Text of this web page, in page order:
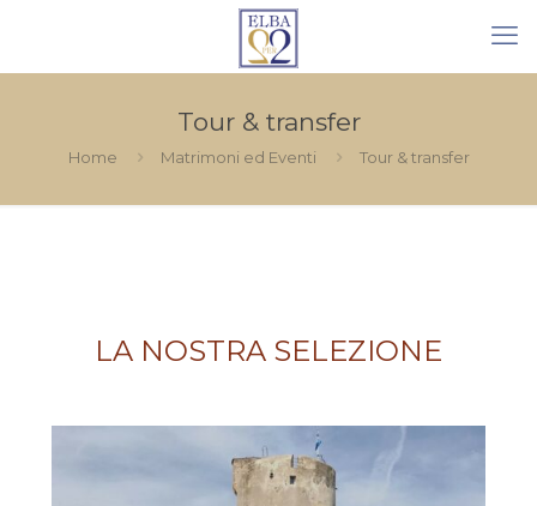
Tour & transfer
Home Matrimoni ed Eventi Tour & transfer
LA NOSTRA SELEZIONE